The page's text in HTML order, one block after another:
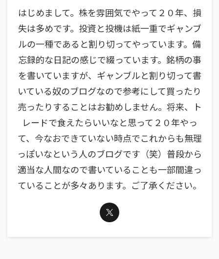
はじめまして。株を雰囲気でやって２０年、損
失は多めです。投資と投機は紙一重でギャンブ
ルの一種であると割り切ってやっています。備
忘録的な日記の感じで綴っています。銘柄の事
を書いていますが、ギャンブルと割り切って書
いている奴のブログなので参考にして買ったり
売ったりすることはお勧めしません。将来、ト
レードで食えたらいいなと思って２０年やっ
て、今なおできていない時点でこれからも無理
っぽいなという人のブログです（笑）普段から
適当な人間なので書いていることも一部間違っ
ていることが多々あります。ご了承ください。